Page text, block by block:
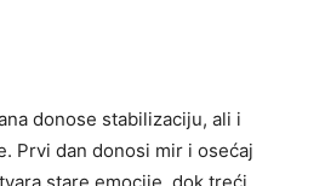
donose stabilizaciju, ali i
Prvi dan donosi mir i osećaj